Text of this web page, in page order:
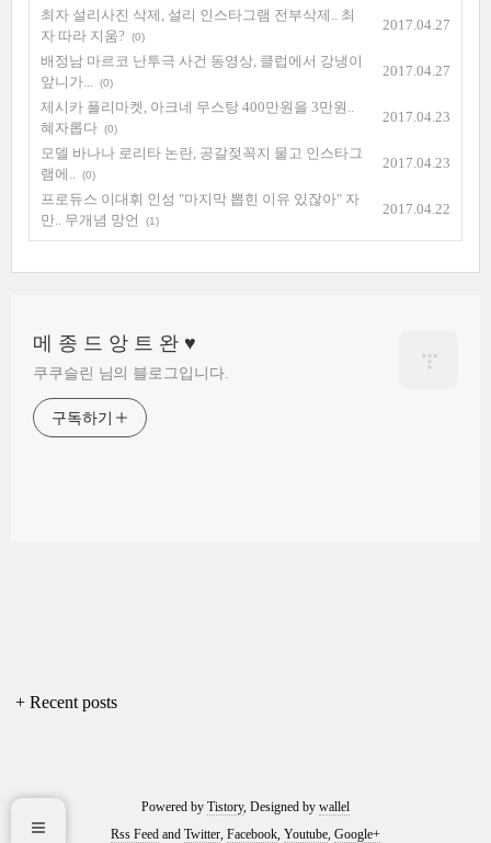
최자 설리사진 삭제, 설리 인스타그램 전부삭제.. 최
자 따라 지움?
(0)
2017.04.27
배정남 마르코 난투극 사건 동영상, 클럽에서 강냉이
앞니가...
(0)
2017.04.27
제시카 플리마켓, 아크네 무스탕 400만원을 3만원..
혜자롭다 (0)
2017.04.23
모델 바나나 로리타 논란, 공갈젖꼭지 물고 인스타그
램에..
(0)
2017.04.23
프로듀스 이대휘 인성 "마지막 뽑힌 이유 있잖아" 자
만.. 무개념 망언
(1)
2017.04.22
메 종 드 앙 트 완 ♥
쿠쿠슬린 님의 블로그입니다.
구독하기
+ Recent posts
Powered by Tistory, Designed by wallel
Rss Feed and Twitter, Facebook, Youtube, Google+